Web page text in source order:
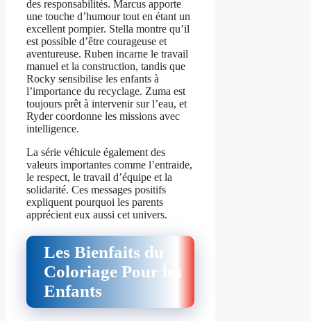
des responsabilités. Marcus apporte
une touche d’humour tout en étant un
excellent pompier. Stella montre qu’il
est possible d’être courageuse et
aventureuse. Ruben incarne le travail
manuel et la construction, tandis que
Rocky sensibilise les enfants à
l’importance du recyclage. Zuma est
toujours prêt à intervenir sur l’eau, et
Ryder coordonne les missions avec
intelligence.
La série véhicule également des
valeurs importantes comme l’entraide,
le respect, le travail d’équipe et la
solidarité. Ces messages positifs
expliquent pourquoi les parents
apprécient eux aussi cet univers.
Les Bienfaits du
Coloriage Pour les
Enfants